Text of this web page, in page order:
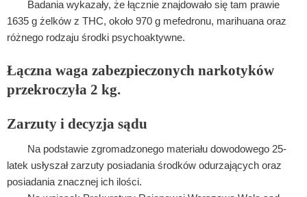
Badania wykazały, że łącznie znajdowało się tam prawie
1635 g żelków z THC, około 970 g mefedronu, marihuana oraz
różnego rodzaju środki psychoaktywne.
Łączna waga zabezpieczonych narkotyków
przekroczyła 2 kg.
Zarzuty i decyzja sądu
Na podstawie zgromadzonego materiału dowodowego 25-
latek usłyszał zarzuty posiadania środków odurzających oraz
posiadania znacznej ich ilości.